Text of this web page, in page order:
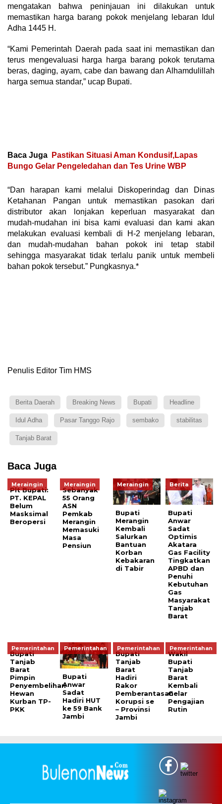
mengatakan bahwa peninjauan ini dilakukan untuk
memastikan harga barang pokok menjelang lebaran Idul
Adha 1445 H.
“Kami Pemerintah Daerah pada saat ini memastikan dan
terus mengevaluasi harga harga barang pokok terutama
beras, daging, ayam, cabe dan bawang dan Alhamdulillah
harga semua standar,” ucap Bupati.
Baca Juga
Pastikan Situasi Aman Kondusif,Lapas
Bungo Gelar Pengeledahan dan Tes Urine WBP
“Dan harapan kami melalui Diskoperindag dan Dinas
Ketahanan Pangan untuk memastikan pasokan dari
distributor akan lonjakan keperluan masyarakat dan
mudah-mudahan ini bisa kami evaluasi dan kami akan
melakukan evaluasi kembali di H-2 menjelang lebaran,
dan mudah-mudahan bahan pokok ini tetap stabil
sehingga masyarakat tidak terlalu panik untuk membeli
bahan pokok tersebut.” Pungkasnya.*
Penulis Editor Tim HMS
Berita Daerah Breaking News Bupati Headline
Idul Adha Pasar Tanggo Rajo sembako stabilitas
Tanjab Barat
Baca Juga
Meraingin
Plt Bupati:
PT. KEPAL
Belum
Masksimal
Beropersi
Meraingin
Sebanyak
55 Orang
ASN
Pemkab
Merangin
Memasuki
Masa
Pensiun
Meraingin
Bupati
Merangin
Kembali
Salurkan
Bantuan
Korban
Kebakaran
di Tabir
Berita
Bupati
Anwar
Sadat
Optimis
Akatara
Gas Facility
Tingkatkan
APBD dan
Penuhi
Kebutuhan
Gas
Masyarakat
Tanjab
Barat
Pemerintahan
Bupati
Tanjab
Barat
Pimpin
Penyembelihan
Hewan
Kurban TP-
PKK
Pemerintahan
Bupati
Anwar
Sadat
Hadiri HUT
ke 59 Bank
Jambi
Pemerintahan
Bupati
Tanjab
Barat
Hadiri
Rakor
Pemberantasan
Korupsi se
– Provinsi
Jambi
Pemerintahan
Wakil
Bupati
Tanjab
Barat
Kembali
Gelar
Pengajian
Rutin